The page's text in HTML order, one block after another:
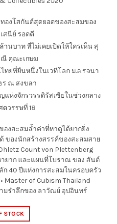
องโสกันต์สุดยอดของสะสมของ
เสนีย์ รอดดี
านบาท ที่ไม่เคยเปิดให้ใครเห็น สุ
คุณะเกษม
ทยที่ยืนหนึ่งในเวทีโลก ม.ล.รจนา
ร ณ สงขลา
ห่งจักรวรรดิรัสเซียในช่วงกลาง
ตวรรษที่ 18
ของสะสมล้ำค่าที่หาดูได้ยากยิ่ง
ของนักสร้างสรรค์ของสะสมสาย
Count von Plettenberg
ยาก และแผนที่โบราณ ของ สันต์
ก 40 ปีแห่งการสะสมในครอบครัว
Master of Cubism Thailand
มรำลึกของ ลาวัณย์ อุปอินทร์
STOCK